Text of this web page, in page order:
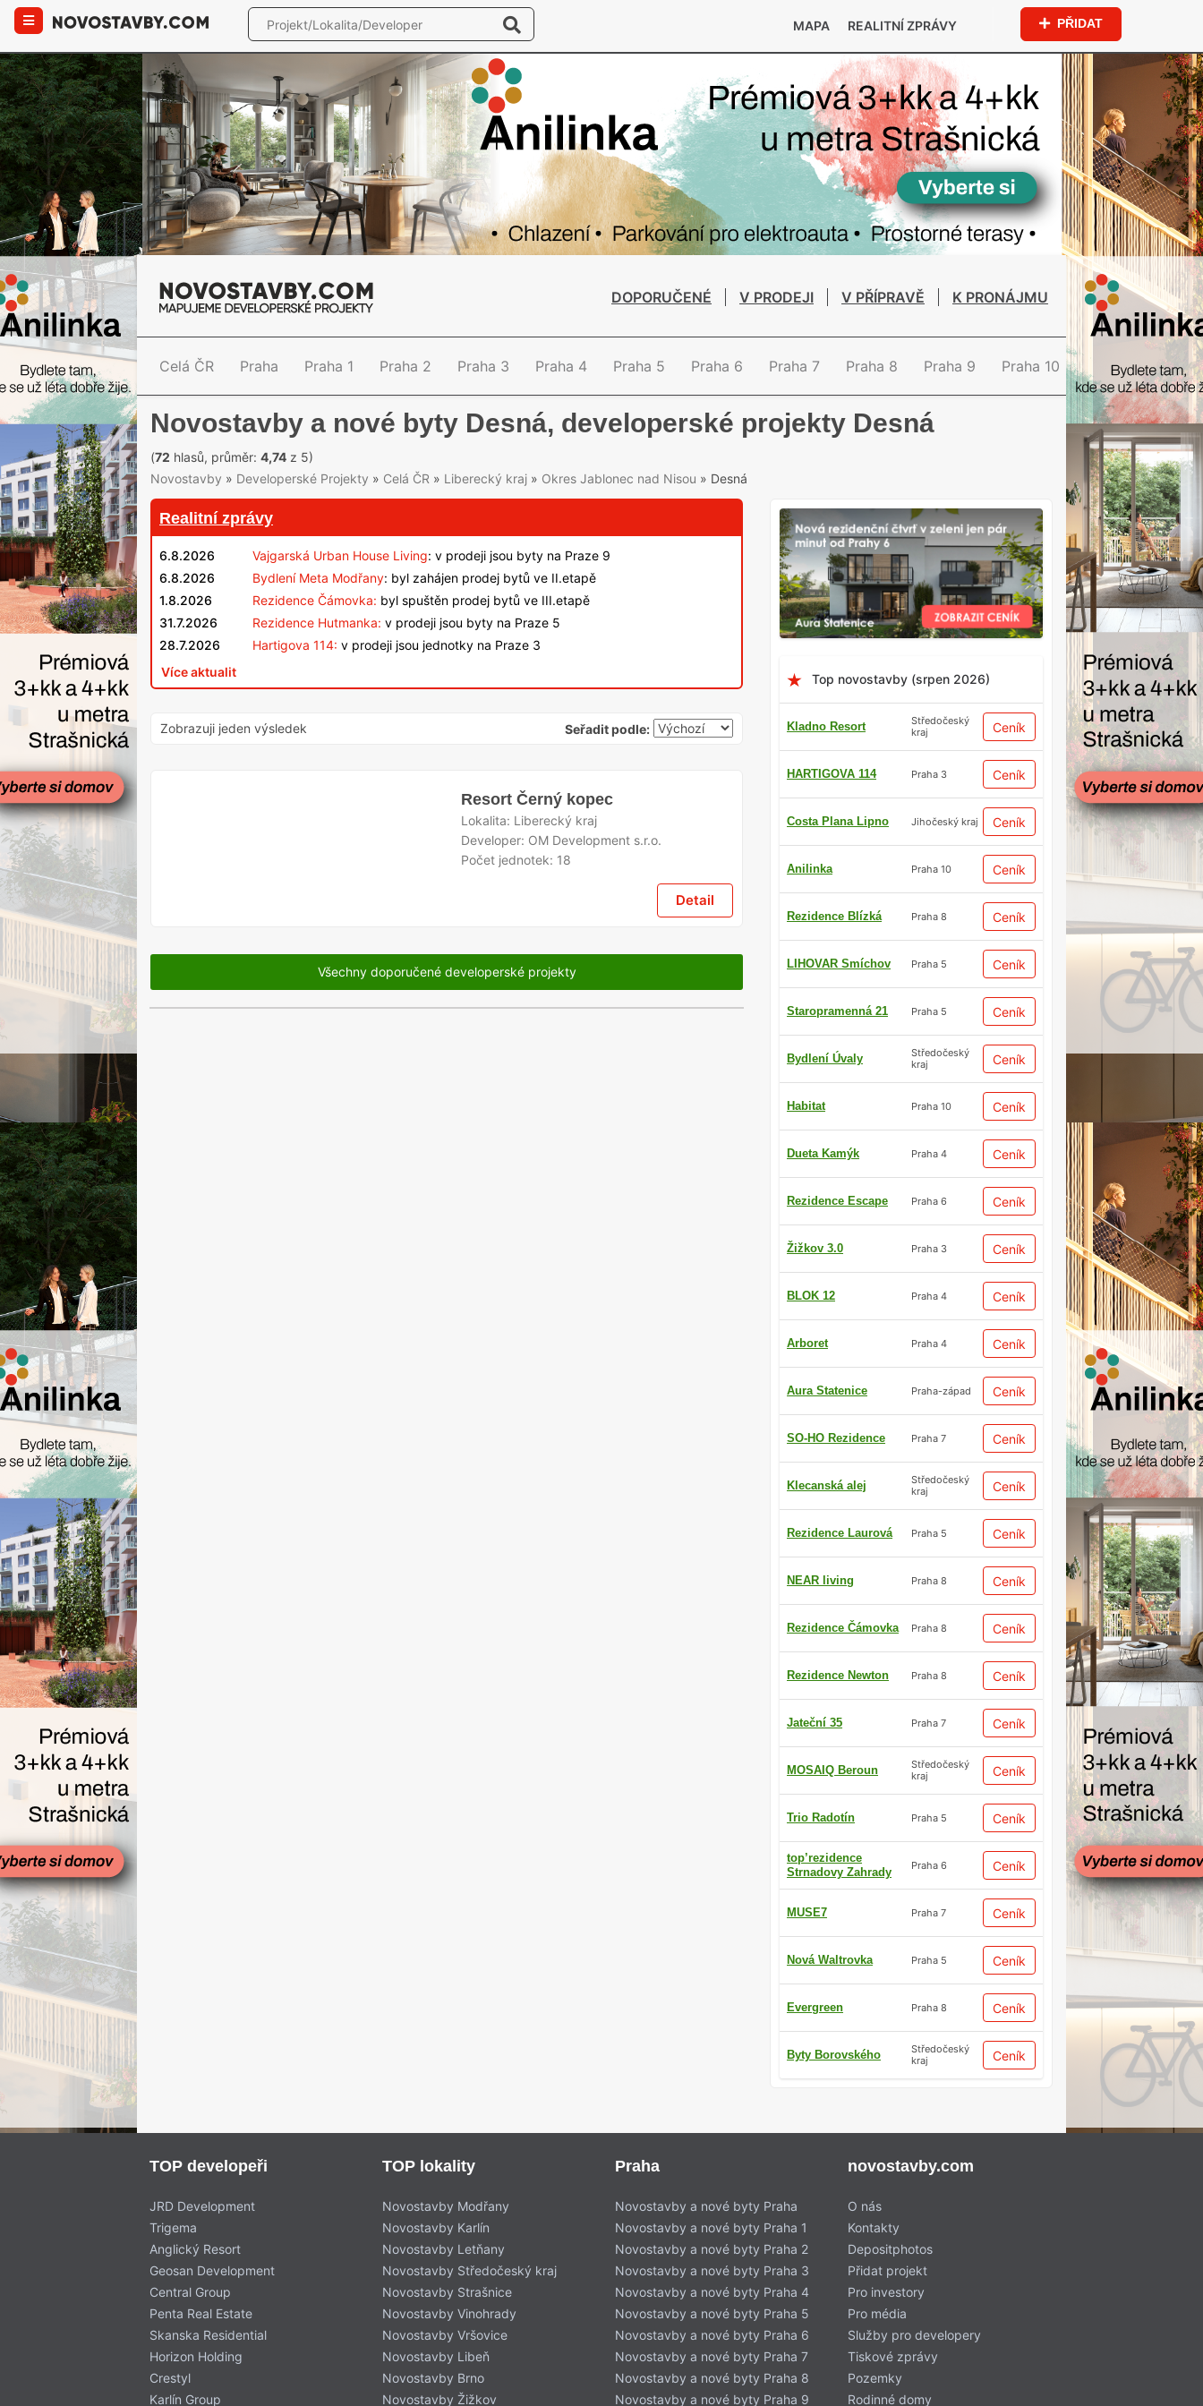
MAPA REALITNÍ ZPRÁVY PŘIDAT
DOPORUČENÉ V PRODEJI V PŘÍPRAVĚ K PRONÁJMU
Celá ČR Praha Praha 1 Praha 2 Praha 3 Praha 4 Praha 5 Praha 6 Praha 7 Praha 8 Praha 9 Praha 10
Novostavby a nové byty Desná, developerské projekty Desná
(72 hlasů, průměr: 4,74 z 5)
Novostavby » Developerské Projekty » Celá ČR » Liberecký kraj » Okres Jablonec nad Nisou » Desná
Top novostavby (srpen 2026)
Kladno Resort
Středočeský
kraj
Ceník
HARTIGOVA 114 Praha 3 Ceník
Costa Plana Lipno Jihočeský kraj Ceník
Anilinka Praha 10 Ceník
Rezidence Blízká Praha 8 Ceník
LIHOVAR Smíchov Praha 5 Ceník
Staropramenná 21 Praha 5 Ceník
Bydlení Úvaly
Středočeský
kraj
Ceník
Habitat Praha 10 Ceník
Dueta Kamýk Praha 4 Ceník
Rezidence Escape Praha 6 Ceník
Žižkov 3.0 Praha 3 Ceník
BLOK 12 Praha 4 Ceník
Arboret Praha 4 Ceník
Aura Statenice Praha-západ Ceník
SO-HO Rezidence Praha 7 Ceník
Klecanská alej
Středočeský
kraj
Ceník
Rezidence Laurová Praha 5 Ceník
NEAR living Praha 8 Ceník
Rezidence Čámovka Praha 8 Ceník
Rezidence Newton Praha 8 Ceník
Jateční 35 Praha 7 Ceník
MOSAIQ Beroun
Středočeský
kraj
Ceník
Trio Radotín Praha 5 Ceník
top’rezidence
Strnadovy Zahrady
Praha 6 Ceník
MUSE7 Praha 7 Ceník
Nová Waltrovka Praha 5 Ceník
Evergreen Praha 8 Ceník
Byty Borovského
Středočeský
kraj
Ceník
Realitní zprávy
6.8.2026 Vajgarská Urban House Living: v prodeji jsou byty na Praze 9
6.8.2026
Bydlení Meta Modřany: byl zahájen prodej bytů ve II.etapě
1.8.2026
Rezidence Čámovka: byl spuštěn prodej bytů ve III.etapě
31.7.2026
Rezidence Hutmanka: v prodeji jsou byty na Praze 5
28.7.2026
Hartigova 114: v prodeji jsou jednotky na Praze 3
Více aktualit
Zobrazuji jeden výsledek Seřadit podle:
Resort Černý kopec
Lokalita: Liberecký kraj
Developer: OM Development s.r.o.
Počet jednotek: 18
Detail
Všechny doporučené developerské projekty
TOP developeři
JRD Development
Trigema
Anglický Resort
Geosan Development
Central Group
Penta Real Estate
Skanska Residential
Horizon Holding
Crestyl
Karlín Group
TOP lokality
Novostavby Modřany
Novostavby Karlín
Novostavby Letňany
Novostavby Středočeský kraj
Novostavby Strašnice
Novostavby Vinohrady
Novostavby Vršovice
Novostavby Libeň
Novostavby Brno
Novostavby Žižkov
Praha
Novostavby a nové byty Praha
Novostavby a nové byty Praha 1
Novostavby a nové byty Praha 2
Novostavby a nové byty Praha 3
Novostavby a nové byty Praha 4
Novostavby a nové byty Praha 5
Novostavby a nové byty Praha 6
Novostavby a nové byty Praha 7
Novostavby a nové byty Praha 8
Novostavby a nové byty Praha 9
novostavby.com
O nás
Kontakty
Depositphotos
Přidat projekt
Pro investory
Pro média
Služby pro developery
Tiskové zprávy
Pozemky
Rodinné domy